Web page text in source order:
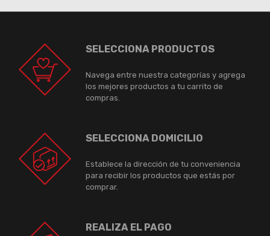
SELECCIONA PRODUCTOS
Navega entre nuestra categorías y agrega
los mejores productos a tu carrito de
compras.
SELECCIONA DOMICILIO
Establece la dirección de tu conveniencia
para recibir los productos que estás por
comprar.
REALIZA EL PAGO